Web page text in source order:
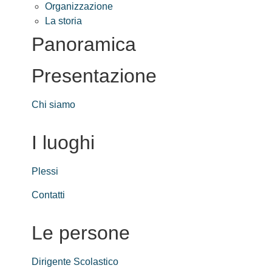
Organizzazione
La storia
Panoramica
Presentazione
Chi siamo
I luoghi
Plessi
Contatti
Le persone
Dirigente Scolastico